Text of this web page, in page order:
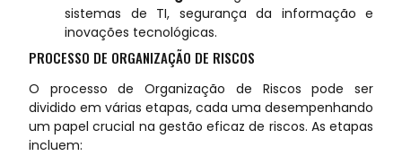
sistemas de TI, segurança da informação e
inovações tecnológicas.
PROCESSO DE ORGANIZAÇÃO DE RISCOS
O processo de Organização de Riscos pode ser
dividido em várias etapas, cada uma desempenhando
um papel crucial na gestão eficaz de riscos. As etapas
incluem: